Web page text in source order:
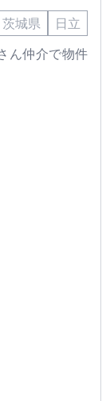
茨城県
日立
ん仲介で物件